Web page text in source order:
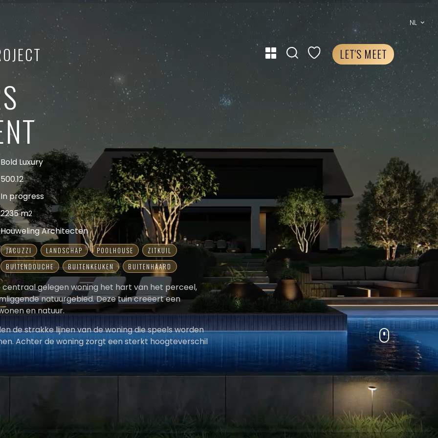
NL
LET'S MEET
Bold Luxury
500.12
In progress
2235 m2
Houweling Architecten
JACUZZI LANDSCHAP POOLHOUSE
ZITKUIL
BUITENDOUCHE
BUITENKEUKEN BUITENHAARD
gelegen woning het hart van het perceel,
natuurgebied. Deze tuin creëert een
en natuur.
de strakke lijnen van de woning die speels worden
Achter de woning zorgt een sterkt hoogteverschil
Het ontwerp versterkt deze hoogtes door
trappen.
het landschap. Het poolhouse met buitenkeuken,
en lounge maakt de beleving compleet.